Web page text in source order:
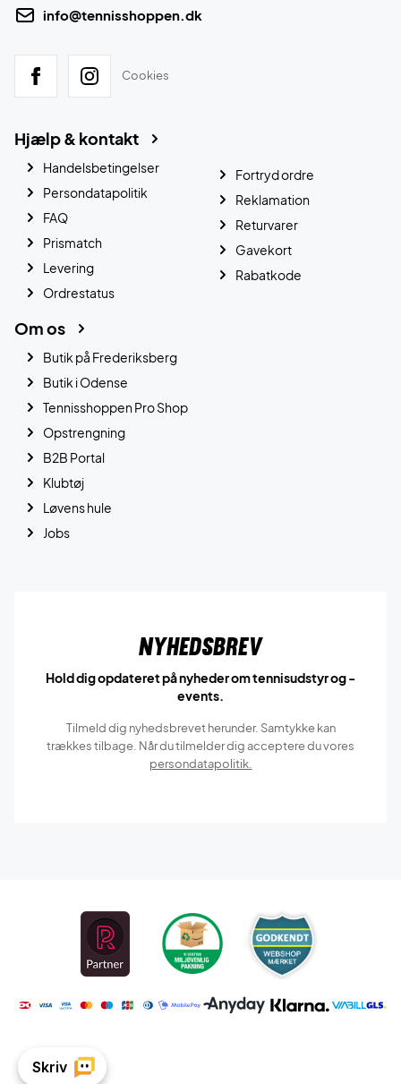
info@tennisshoppen.dk
Cookies
Hjælp & kontakt
Handelsbetingelser
Persondatapolitik
FAQ
Prismatch
Levering
Ordrestatus
Fortryd ordre
Reklamation
Returvarer
Gavekort
Rabatkode
Om os
Butik på Frederiksberg
Butik i Odense
Tennisshoppen Pro Shop
Opstrengning
B2B Portal
Klubtøj
Løvens hule
Jobs
Nyhedsbrev
Hold dig opdateret på nyheder om tennisudstyr og -
events.
Tilmeld dig nyhedsbrevet herunder. Samtykke kan
trækkes tilbage. Når du tilmelder dig acceptere du vores
persondatapolitik.